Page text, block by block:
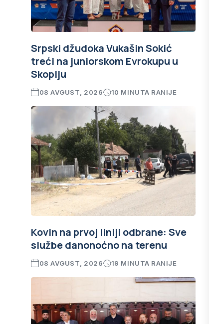
Srpski džudoka Vukašin Sokić
treći na juniorskom Evrokupu u
Skoplju
08 AVGUST, 2026 10 MINUTA RANIJE
Kovin na prvoj liniji odbrane: Sve
službe danonoćno na terenu
08 AVGUST, 2026 19 MINUTA RANIJE